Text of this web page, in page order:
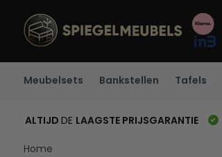
Meubelsets Bankstellen Tafels
ALTIJD DE LAAGSTE PRIJSGARANTIE
Home